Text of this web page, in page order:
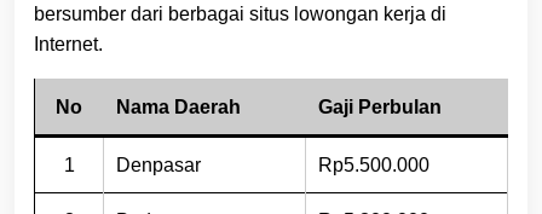
bersumber dari berbagai situs lowongan kerja di
Internet.
No Nama Daerah Gaji Perbulan
1 Denpasar Rp5.500.000